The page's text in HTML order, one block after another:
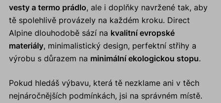
vesty a termo prádlo, ale i doplňky navržené tak, aby
tě spolehlivě provázely na každém kroku. Direct
Alpine dlouhodobě sází na kvalitní evropské
materiály, minimalistický design, perfektní střihy a
výrobu s důrazem na minimální ekologickou stopu.
Pokud hledáš výbavu, která tě nezklame ani v těch
nejnáročnějších podmínkách, jsi na správném místě.